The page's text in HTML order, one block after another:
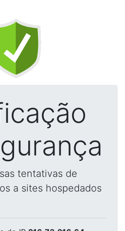
tentativas de
a sites hospedados